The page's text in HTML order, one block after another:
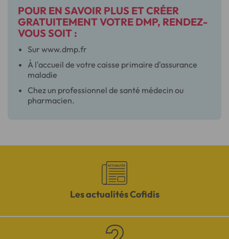
POUR EN SAVOIR PLUS ET CRÉER
GRATUITEMENT VOTRE DMP, RENDEZ-
VOUS SOIT :
Sur www.dmp.fr
À l'accueil de votre caisse primaire d'assurance
maladie
Chez un professionnel de santé médecin ou
pharmacien.
Les actualités Cofidis